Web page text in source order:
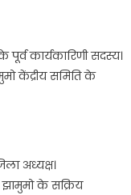
कार्यकारिणी सदस्य।
केंद्रीय समिति के
अध्यक्ष।
के सक्रिय